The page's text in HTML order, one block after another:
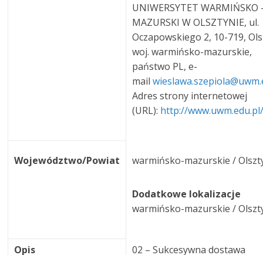
UNIWERSYTET WARMIŃSKO
MAZURSKI W OLSZTYNIE, ul.
Oczapowskiego 2, 10-719,
woj. warmińsko-mazurskie,
państwo PL, e-
mail
Adres strony internetowej
(URL): http://
Województwo/Powiat warmińsko-mazurskie /
Dodatkowe lokalizacje
warmińsko-mazurskie /
Opis
02 – Sukcesywna dostawa